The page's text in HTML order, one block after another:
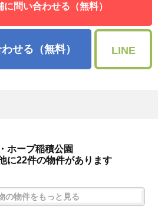
に問い合わせる（無料）
せる（無料） LINE
ホープ稲積公園
に22件の物件があります
の物件をもっと見る